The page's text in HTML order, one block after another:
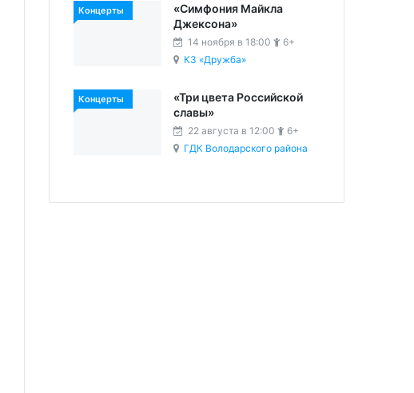
Концерты
«Симфония Майкла
Джексона»
14 ноября в 18:00
6+
КЗ «Дружба»
Концерты
«Три цвета Российской
славы»
22 августа в 12:00
6+
ГДК Володарского района